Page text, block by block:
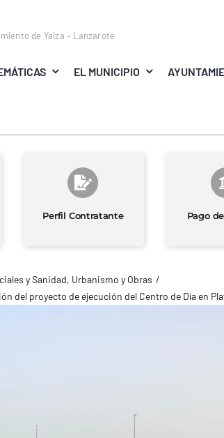
de Yaiza – Lanzarote
EL MUNICIPIO
Perfil Contratante Pago
y Sanidad Urbanismo y Obras
del proyecto de ejecución del Centro de Día en